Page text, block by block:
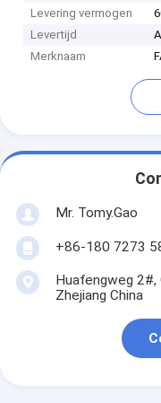
Levering vermogen
Levertijd
Merknaam
Mr. Tomy.Gao
+86-180 7273
Huafengweg 2#,
Zhejiang China